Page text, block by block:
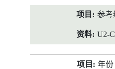
参考
U2-
年份